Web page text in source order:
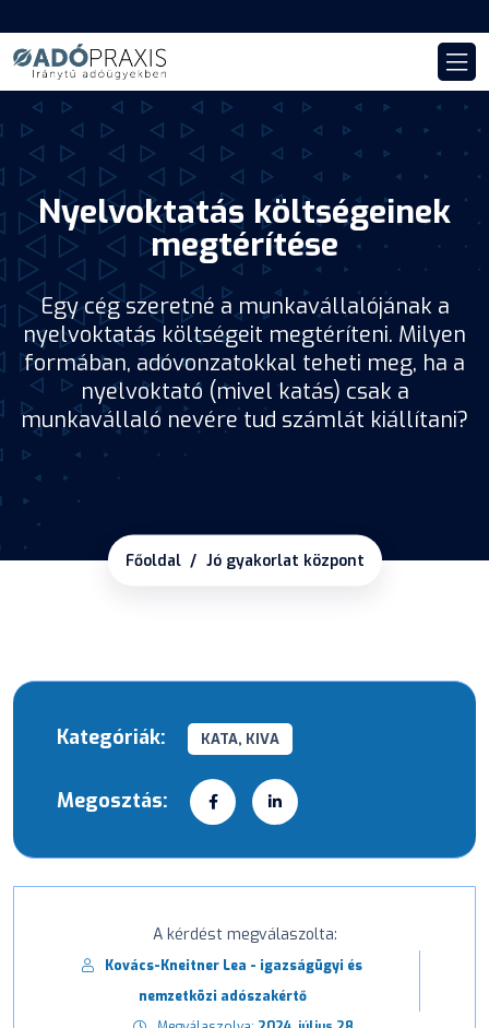
Nyelvoktatás költségeinek
megtérítése
Egy cég szeretné a munkavállalójának a
nyelvoktatás költségeit megtéríteni. Milyen
formában, adóvonzatokkal teheti meg, ha a
nyelvoktató (mivel katás) csak a
munkavállaló nevére tud számlát kiállítani?
Főoldal Jó gyakorlat központ
Kategóriák: KATA, KIVA
Megosztás:
A kérdést megválaszolta:
Kovács-Kneitner Lea - igazságügyi és
nemzetközi adószakértő